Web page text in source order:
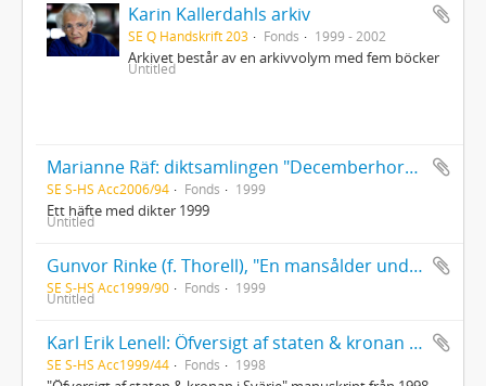
Karin Kallerdahls arkiv
SE Q Handskrift 203 Fonds 1999 - 2002
Arkivet består av en arkivvolym med fem böcker
Untitled
Marianne Räf: diktsamlingen "Decemberhoran"
SE S-HS Acc2006/94 Fonds 1999
Ett häfte med dikter 1999
Untitled
Gunvor Rinke (f. Thorell), "En mansålder under 20:e århundradet. Minnen, händelser, några släkter. 1920- fram till året före år 2000"
SE S-HS Acc1999/90 Fonds 1999
Untitled
Karl Erik Lenell: Öfversigt af staten & kronan i Svärje
SE S-HS Acc1999/44 Fonds 1998